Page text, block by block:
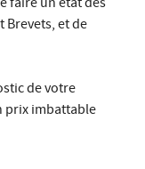
Brevets, et de
de votre
prix imbattable